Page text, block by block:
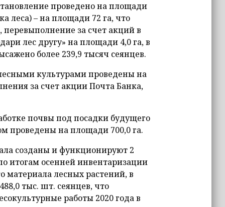
проведено на площади
леса) – на площади 72 га, что
перевыполнение за счет акций в
лес другу» на площади 4,0 га, в
более 239,9 тысяч сеянцев.
культурами проведены на
за счет акции Почта Банка,
почвы под посадки будущего
проведены на площади 700,0 га.
созданы и функционируют 2
итогам осенней инвентаризации
материала лесных растений, в
тыс. шт. сеянцев, что
работы 2020 года в